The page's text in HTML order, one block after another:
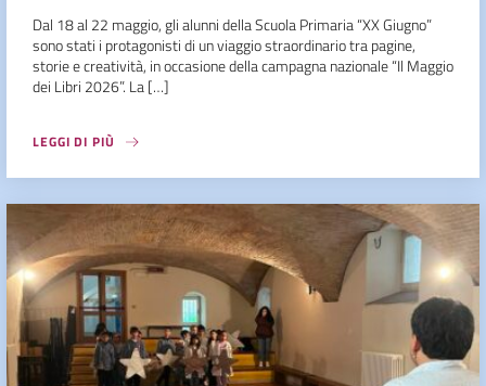
Dal 18 al 22 maggio, gli alunni della Scuola Primaria “XX Giugno”
sono stati i protagonisti di un viaggio straordinario tra pagine,
storie e creatività, in occasione della campagna nazionale “Il Maggio
dei Libri 2026”. La […]
LEGGI DI PIÙ